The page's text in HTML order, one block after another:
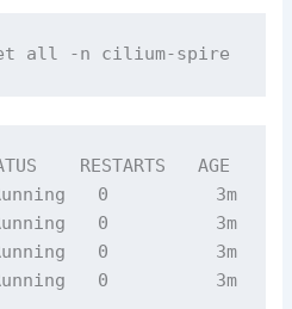
all -n cilium-spire